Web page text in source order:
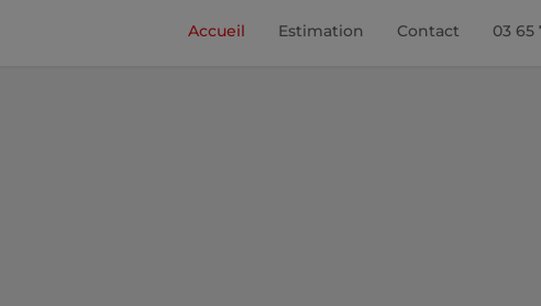
Accueil Estimation Contact 03 65